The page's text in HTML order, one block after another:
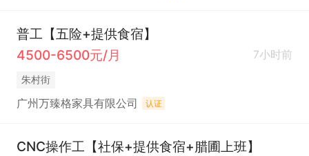
普工【五险+提供食宿】
4500-6500元/月
7小时前
朱村街
广州万臻格家具有限公司 认证
CNC操作工【社保+提供食宿+腊圃上班】